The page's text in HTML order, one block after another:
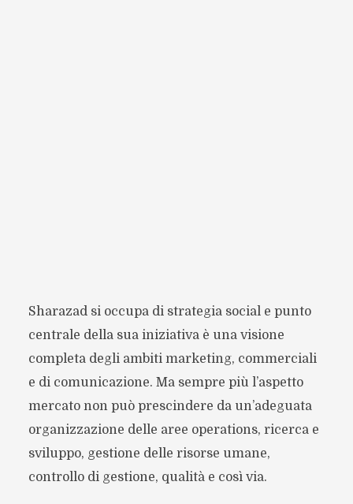
Sharazad si occupa di strategia social e punto
centrale della sua iniziativa è una visione
completa degli ambiti marketing, commerciali
e di comunicazione. Ma sempre più l’aspetto
mercato non può prescindere da un’adeguata
organizzazione delle aree operations, ricerca e
sviluppo, gestione delle risorse umane,
controllo di gestione, qualità e così via.